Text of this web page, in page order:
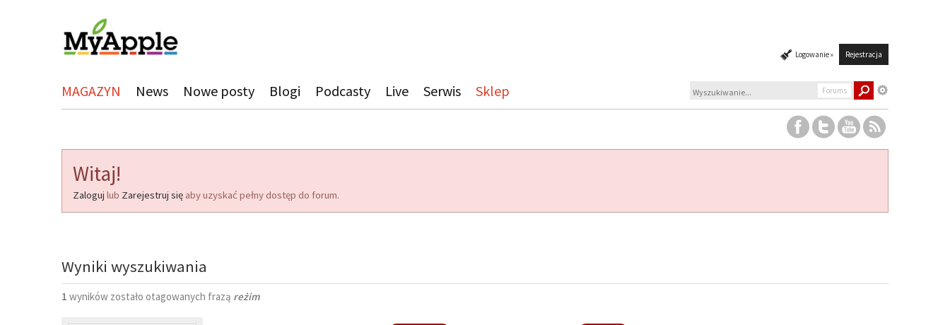
Logowanie » Rejestracja
MAGAZYN News Nowe posty Blogi Podcasty Live Serwis Sklep Forums
Witaj!
Zaloguj lub Zarejestruj się aby uzyskać pełny dostęp do forum.
Wyniki wyszukiwania
1 wyników zostało otagowanych frazą reżim